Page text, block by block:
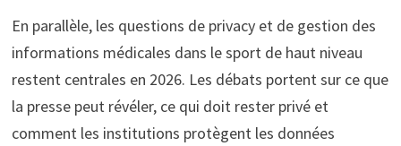
En parallèle, les questions de privacy et de gestion des
informations médicales dans le sport de haut niveau
restent centrales en 2026. Les débats portent sur ce que
la presse peut révéler, ce qui doit rester privé et
comment les institutions protègent les données